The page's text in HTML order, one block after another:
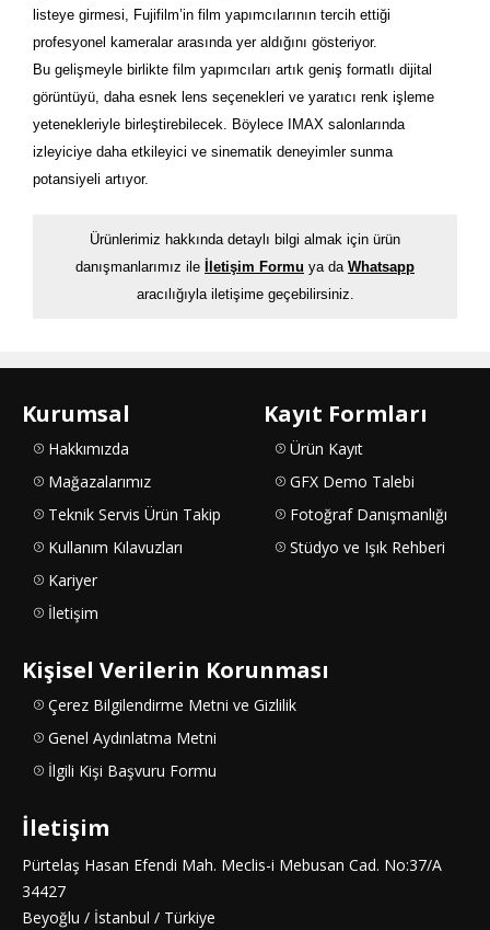
listeye girmesi, Fujifilm’in film yapımcılarının tercih ettiği
profesyonel kameralar arasında yer aldığını gösteriyor.
Bu gelişmeyle birlikte film yapımcıları artık geniş formatlı dijital
görüntüyü, daha esnek lens seçenekleri ve yaratıcı renk işleme
yetenekleriyle birleştirebilecek. Böylece IMAX salonlarında
izleyiciye daha etkileyici ve sinematik deneyimler sunma
potansiyeli artıyor.
Ürünlerimiz hakkında detaylı bilgi almak için ürün
danışmanlarımız ile
İletişim Formu ya da Whatsapp
aracılığıyla iletişime geçebilirsiniz.
Kurumsal
Hakkımızda
Mağazalarımız
Teknik Servis Ürün Takip
Kullanım Kılavuzları
Kariyer
İletişim
Kayıt Formları
Ürün Kayıt
GFX Demo Talebi
Fotoğraf Danışmanlığı
Stüdyo ve Işık Rehberi
Kişisel Verilerin Korunması
Çerez Bilgilendirme Metni ve Gizlilik
Genel Aydınlatma Metni
İlgili Kişi Başvuru Formu
İletişim
Pürtelaş Hasan Efendi Mah. Meclis-i Mebusan Cad. No:37/A
34427
Beyoğlu / İstanbul / Türkiye